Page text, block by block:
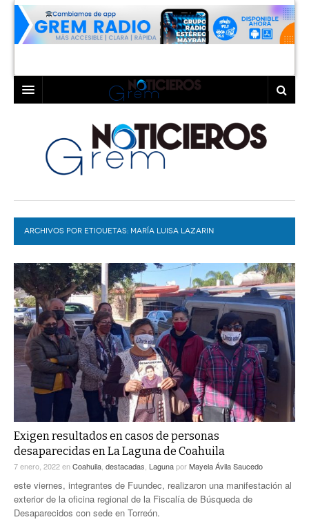
LAGUNA
TORREÓN
GÓMEZ PALACIO
LERDO
COAHUILA
DURANGO
DEPORTES
EXA
EL EXACTO
EXA INFORMA
GLOBO
CONTEXTOS
TRAYECTO LAGUNA
A MEDIA MAÑANA
A TODA LEY
ENTRE LAGUNEROS
DIÁLOGOS CON LA HISTORIA
TWEETS AND BEATS
LA MEJOR 97.1 ESTÉREO GALLITO
ACTUALIDADES GREM
PULSO
LA MEJOR INFORMACIÓN
COLABORADORES
PC29
ACTUALIDADES GREM
ARCHIVOS POR ETIQUETAS: MARÍA LUISA LAZARIN
Exigen resultados en casos de personas
desaparecidas en La Laguna de Coahuila
7 enero, 2022enCoahuila destacadas LagunaporMayela Ávila Saucedo
este viernes, integrantes de Fuundec, realizaron una manifestación al
exterior de la oficina regional de la Fiscalía de Búsqueda de
Desaparecidos con sede en Torreón.